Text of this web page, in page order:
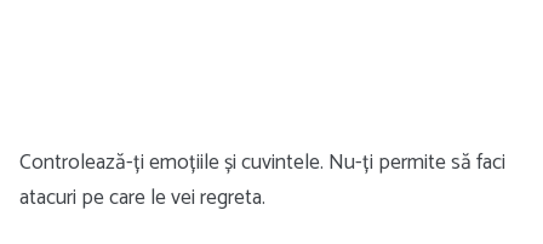
Controlează-ți emoțiile și cuvintele. Nu-ți permite să faci
atacuri pe care le vei regreta.